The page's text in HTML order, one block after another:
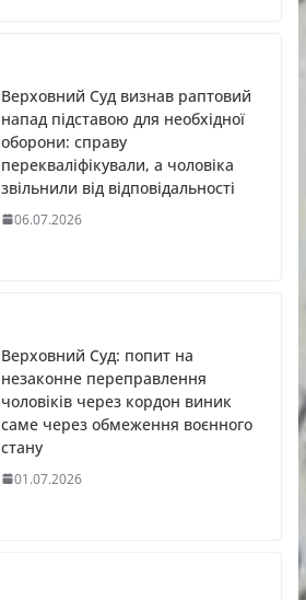
Верховний Суд визнав раптовий
напад підставою для необхідної
оборони: справу
перекваліфікували, а чоловіка
звільнили від відповідальності
06.07.2026
Верховний Суд: попит на
незаконне переправлення
чоловіків через кордон виник
саме через обмеження воєнного
стану
01.07.2026